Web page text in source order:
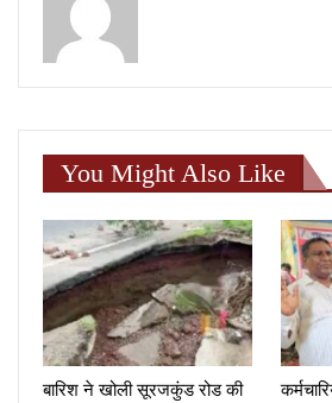
You Might Also Like
बारिश ने खोली सूरजकुंड रोड की